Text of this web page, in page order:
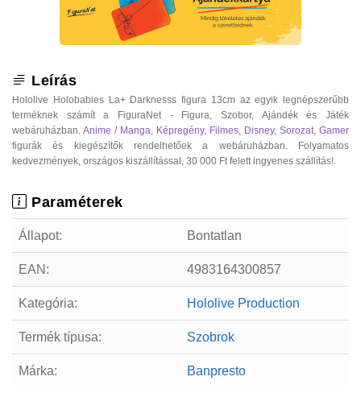
Leírás
Hololive Holobabies La+ Darknesss figura 13cm az egyik legnépszerűbb
terméknek számít a FiguraNet - Figura, Szobor, Ajándék és Játék
webáruházban. Anime / Manga Képregény, Filmes Disney, Sorozat Gamer
figurák és kiegészítők rendelhetőek a webáruházban. Folyamatos
kedvezmények, országos kiszállítással, 30 000 Ft felett ingyenes szállítás!.
Paraméterek
Állapot: Bontatlan
EAN: 4983164300857
Kategória: Hololive Production
Termék típusa: Szobrok
Márka: Banpresto